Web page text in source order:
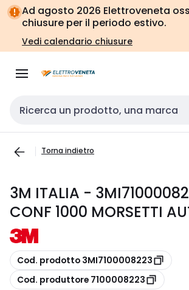
Vai alla
navigazione
Vai
alla
pagina
Ad agosto 2026 Elettroveneta
chiusure per il periodo estivo.
Vedi calendario chiusure
Cerca input
Torna indietro
3M ITALIA -
CONF 1000 MORSETTI
copia
Cod. prodotto 3MI7100008223
copia
Cod. produttore 7100008223